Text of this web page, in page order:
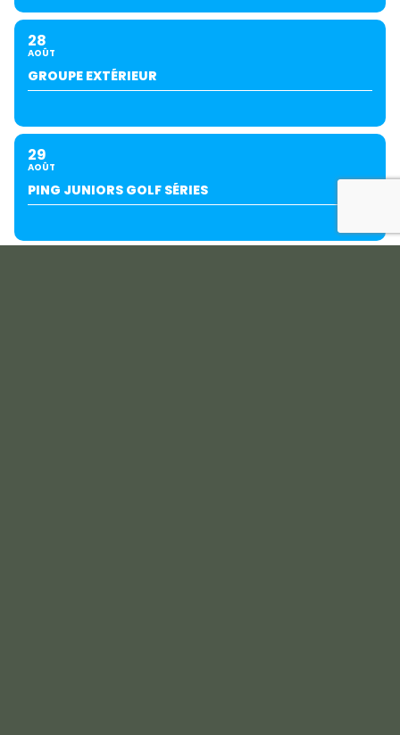
28
AOÛT
GROUPE EXTÉRIEUR
29
AOÛT
PING JUNIORS GOLF SÉRIES